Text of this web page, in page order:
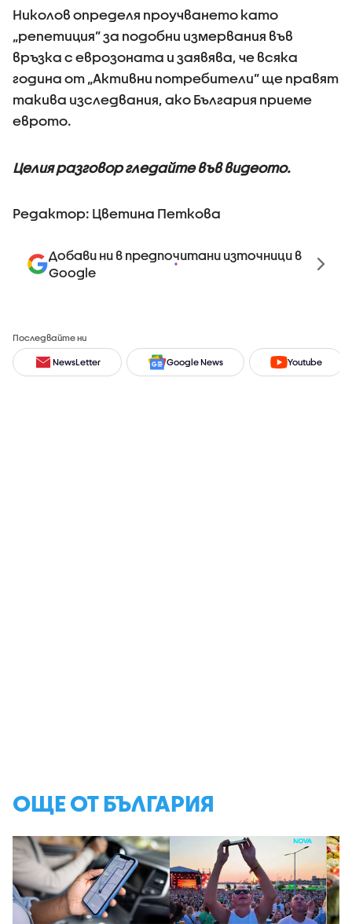
Николов определя проучването като
„репетиция” за подобни измервания във
връзка с еврозоната и заявява, че всяка
година от „Активни потребители” ще правят
такива изследвания, ако България приеме
еврото.
Целия разговор гледайтевъв видеото.
Редактор: Цветина Петкова
Добави ни в предпочитани източници в
Google
Последвайте ни
NewsLetter Google News Youtube
ОЩЕ ОТ БЪЛГАРИЯ